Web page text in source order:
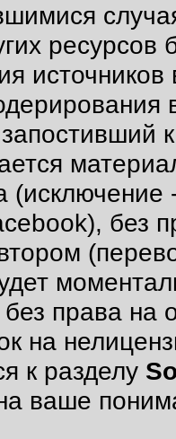
ресурсов
без
права на
на
к разделу
ваше